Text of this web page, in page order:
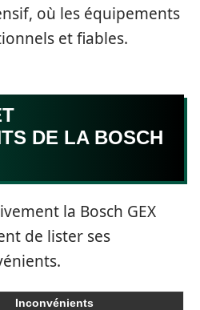
où les équipements
et fiables.
DE LA BOSCH
la Bosch GEX
de lister ses
Inconvénients